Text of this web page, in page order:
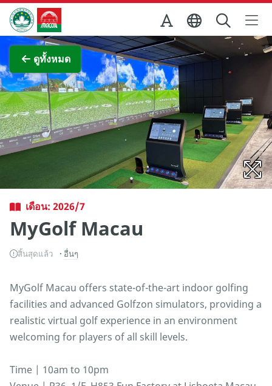
Skip to Main Content
สำนักงานการท่องเที่ยวของรัฐบาลมาเก๊า
ดูทั้งหมด
ภาพขยาย
เดือน: 2026/7
MyGolf Macau
สิ้นสุดแล้ว อื่นๆ
MyGolf Macau offers state-of-the-art indoor golfing
facilities and advanced Golfzon simulators, providing a
realistic virtual golf experience in an environment
welcoming for players of all skill levels.
Time | 10am to 10pm